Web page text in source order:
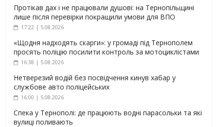
Протікав дах і не працювали душові: на Тернопільщині
лише після перевірки покращили умови для ВПО
17:22 | 5.08.2026
«Щодня надходять скарги»: у громаді під Тернополем
просять поліцію посилити контроль за мотоциклістами
16:38 | 5.08.2026
Нетверезий водій без посвідчення кинув хабар у
службове авто поліцейських
16:00 | 5.08.2026
Спека у Тернополі: де працюють водні парасольки та які
вулиці поливають